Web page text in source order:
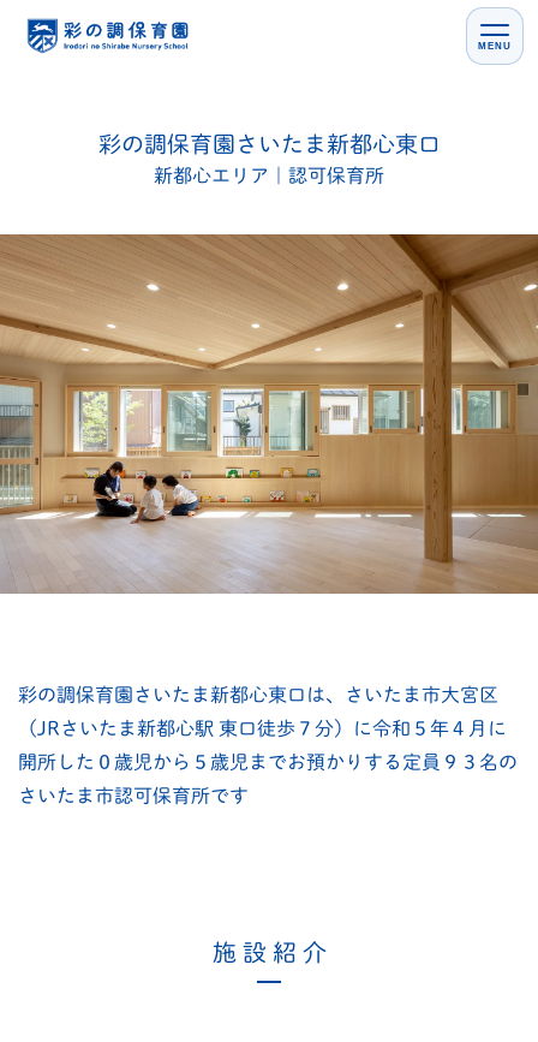
MENU
彩の調保育園 さいたま新都心東口
新都心エリア｜認可保育所
彩の調保育園さいたま新都心東口は、さいたま市大宮区
（JRさいたま新都心駅 東口徒歩７分）に令和５年４月に
開所した０歳児から５歳児までお預かりする 定員９３名の
さいたま市認可保育所です
施 設 紹 介